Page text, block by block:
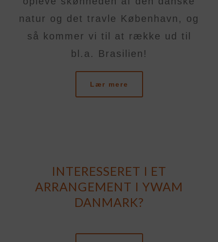
natur og det travle København, og
så kommer vi til at række ud til
bl.a. Brasilien!
Lær mere
INTERESSERET I ET
ARRANGEMENT I YWAM
DANMARK?